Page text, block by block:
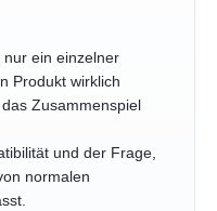
nur ein einzelner
Produkt wirklich
Zusammenspiel
und der Frage,
normalen